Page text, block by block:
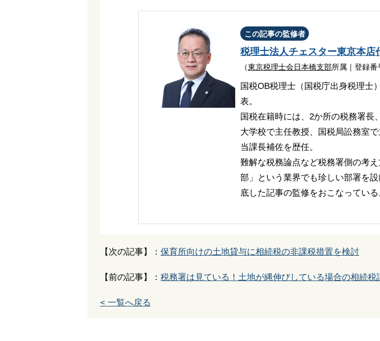
この記事の監修者
税理士法人チェスター東京本店
（東京税理士会日本橋支部所属｜登録番
国税OB税理士（国税庁出身税理士
表。
国税在籍時には、2か所の税務署長
大学校で主任教授、国税局訟務室
当課長補佐を歴任。
難解な税務論点など税務署側の考
部」という業界でも珍しい部署を
底した記事の監修をおこなっている
【次の記事】： 保育所向けの土地貸与に相続税の非課税措置を検討
【前の記事】： 税務署は見ている！土地が縄伸びしている場合の相続税
< 一覧へ戻る